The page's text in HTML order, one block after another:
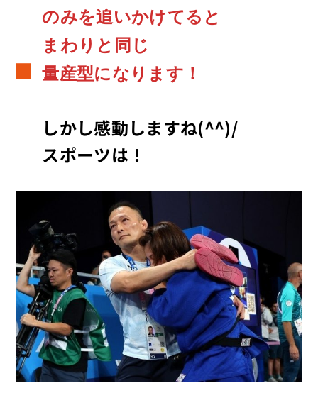
のみを追いかけてると
まわりと同じ
量産型になります！
しかし感動しますね(^^)/
スポーツは！